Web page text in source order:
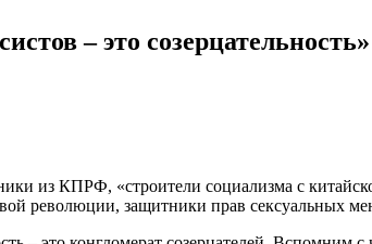
– это созерцательность»
из КПРФ, «строители социализма с
революции, защитники прав сексуальных